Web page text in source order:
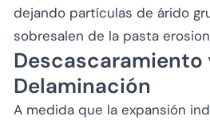
dejando partículas de árido
sobresalen de la pasta
Descascaramiento
Delaminación
A medida que la expansión